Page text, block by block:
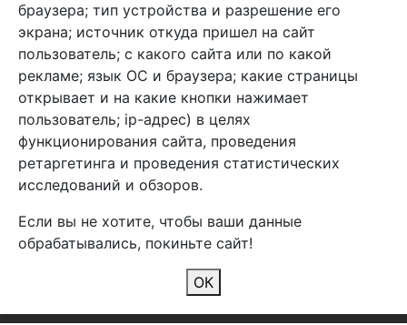
Арбен текстиль г. Щелково, пер.
1-й Советский д.25, владение 2.
Мы в соц. сетях
2026 Copyright © Арбен
браузера; тип устройства и разрешение его
экрана; источник откуда пришел на сайт
пользователь; с какого сайта или по какой
рекламе; язык ОС и браузера; какие страницы
открывает и на какие кнопки нажимает
пользователь; ip-адрес) в целях
функционирования сайта, проведения
ретаргетинга и проведения статистических
исследований и обзоров.
Если вы не хотите, чтобы ваши данные
обрабатывались, покиньте сайт!
ОК